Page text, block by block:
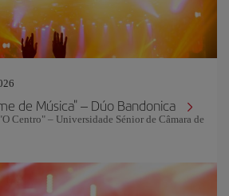
de Música" – Dúo Bandonica
Centro" – Universidade Sénior de Câmara de